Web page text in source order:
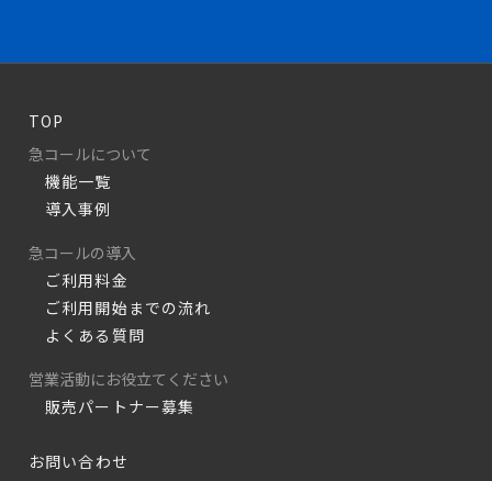
TOP
急コールについて
機能一覧
導入事例
急コールの導入
ご利用料金
ご利用開始までの流れ
よくある質問
営業活動にお役立てください
販売パートナー募集
お問い合わせ